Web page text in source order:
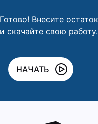
Готово! Внесите остаток
и скачайте свою работу.
НАЧАТЬ